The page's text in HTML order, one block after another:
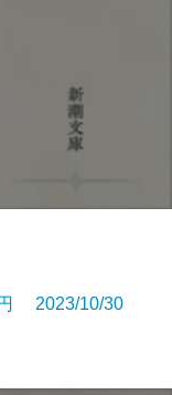
2023/10/30